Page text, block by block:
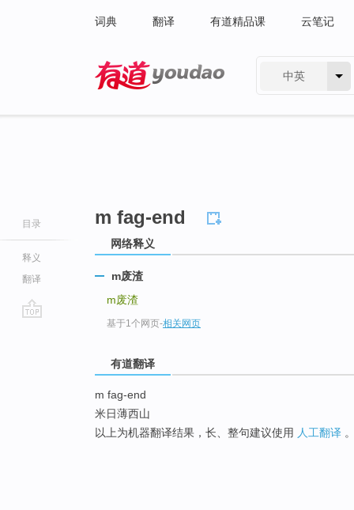
词典 翻译 有道精品课 云笔记
中英
目录
释义
翻译
m fag-end
网络释义
m废渣
m废渣
基于1个网页-相关网页
有道翻译
m fag-end
米日薄西山
以上为机器翻译结果，长、整句建议使用 人工翻译